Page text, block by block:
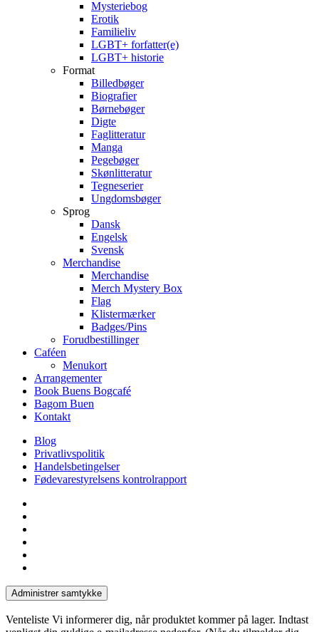
Mysteriebog
Erotik
Familieliv
LGBT+ forfatter(e)
LGBT+ historie
Format
Billedbøger
Biografier
Børnebøger
Digte
Faglitteratur
Manga
Pegebøger
Skønlitteratur
Tegneserier
Ungdomsbøger
Sprog
Dansk
Engelsk
Svensk
Merchandise
Merchandise
Merch Mystery Box
Flag
Klistermærker
Badges/Pins
Forudbestillinger
Caféen
Menukort
Arrangementer
Book Buens Bogcafé
Bagom Buen
Kontakt
Blog
Privatlivspolitik
Handelsbetingelser
Fødevarestyrelsens kontrolrapport
Administrer samtykke
Venteliste Vi informerer dig, når produktet kommer på lager. Indtast